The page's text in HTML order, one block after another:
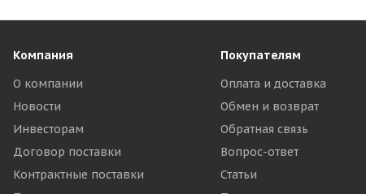
Компания
О компании
Новости
Инвесторам
Договор поставки
Контрактные поставки
Покупателям
Оплата и доставка
Обмен и возврат
Обратная связь
Вопрос-ответ
Статьи